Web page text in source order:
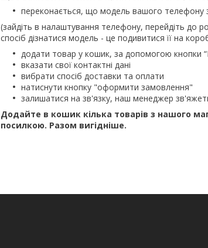
переконається, що модель вашого телефону
(зайдіть в налаштування телефону, перейдіть до
спосіб дізнатися модель - це подивитися її на
додати товар у кошик, за допомогою кнопки
вказати свої контактні дані
вибрати спосіб доставки та оплати
натиснути кнопку "оформити замовлення"
залишатися на зв'язку, наш менеджер
Додайте в кошик кілька товарів з нашого
посилкою. Разом вигідніше.